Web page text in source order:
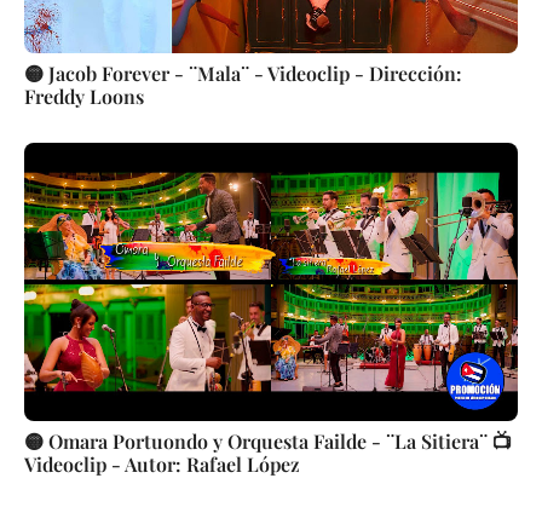
🟡 Jacob Forever - ¨Mala¨ - Videoclip - Dirección:
Freddy Loons
🟡 Omara Portuondo y Orquesta Failde - ¨La Sitiera¨ 📺
Videoclip - Autor: Rafael López